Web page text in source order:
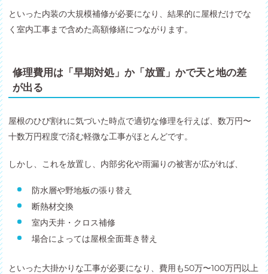
といった内装の大規模補修が必要になり、結果的に屋根だけでな
く室内工事まで含めた高額修繕につながります。
修理費用は「早期対処」か「放置」かで天と地の差
が出る
屋根のひび割れに気づいた時点で適切な修理を行えば、数万円〜
十数万円程度で済む軽微な工事がほとんどです。
しかし、これを放置し、内部劣化や雨漏りの被害が広がれば、
防水層や野地板の張り替え
断熱材交換
室内天井・クロス補修
場合によっては屋根全面葺き替え
といった大掛かりな工事が必要になり、費用も50万〜100万円以上